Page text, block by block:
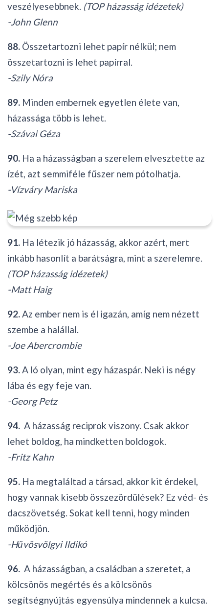
veszélyesebbnek. (TOP házasság idézetek)
-John Glenn
88. Összetartozni lehet papír nélkül; nem
összetartozni is lehet papírral.
-Szily Nóra
89. Minden embernek egyetlen élete van,
házassága több is lehet.
-Szávai Géza
90. Ha a házasságban a szerelem elvesztette az
ízét, azt semmiféle fűszer nem pótolhatja.
-Vízváry Mariska
91. Ha létezik jó házasság, akkor azért, mert
inkább hasonlít a barátságra, mint a szerelemre.
(TOP házasság idézetek)
-Matt Haig
92.Az ember nem is él igazán, amíg nem nézett
szembe a halállal.
-Joe Abercrombie
93.A ló olyan, mint egy házaspár. Neki is négy
lába és egy feje van.
-Georg Petz
94. A házasság reciprok viszony. Csak akkor
lehet boldog, ha mindketten boldogok.
-Fritz Kahn
95. Ha megtaláltad a társad, akkor kit érdekel,
hogy vannak kisebb összezördülések? Ez véd- és
dacszövetség. Sokat kell tenni, hogy minden
működjön.
-Hűvösvölgyi Ildikó
96. A házasságban, a családban a szeretet, a
kölcsönös megértés és a kölcsönös
segítségnyújtás egyensúlya mindennek a kulcsa.